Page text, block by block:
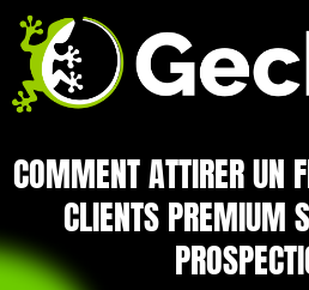
COMMENT ATTIRER UN
CLIENTS PREMIUM